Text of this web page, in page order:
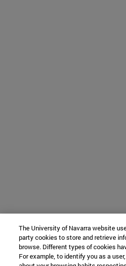
The University of Navarra website
party cookies to store and retrieve
browse. Different types of cookies
For example, to identify you as a